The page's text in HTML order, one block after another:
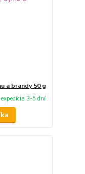
a brandy 50 g
expedícia 3-5 dní